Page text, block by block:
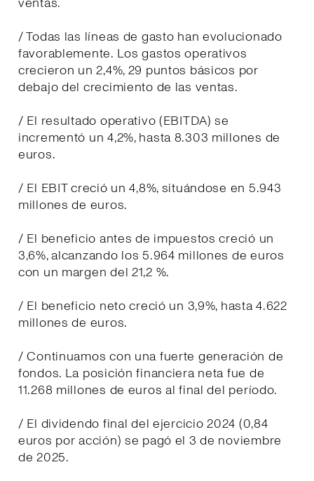
/ Todas las líneas de gasto han evolucionado
favorablemente. Los gastos operativos
crecieron un 2,4%, 29 puntos básicos por
debajo del crecimiento de las ventas.
/ El resultado operativo (EBITDA) se
incrementó un 4,2%, hasta 8.303 millones de
euros.
/ El EBIT creció un 4,8%, situándose en 5.943
millones de euros.
/ El beneficio antes de impuestos creció un
3,6%, alcanzando los 5.964 millones de euros
con un margen del 21,2 %.
/ El beneficio neto creció un 3,9%, hasta 4.622
millones de euros.
/ Continuamos con una fuerte generación de
fondos. La posición financiera neta fue de
11.268 millones de euros al final del período.
/ El dividendo final del ejercicio 2024 (0,84
euros por acción) se pagó el 3 de noviembre
de 2025.